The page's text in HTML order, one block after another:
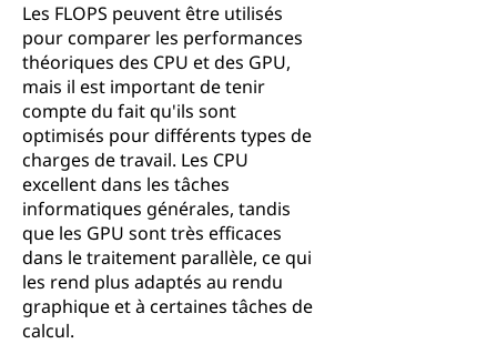
Les FLOPS peuvent être utilisés
pour comparer les performances
théoriques des CPU et des GPU,
mais il est important de tenir
compte du fait qu'ils sont
optimisés pour différents types de
charges de travail. Les CPU
excellent dans les tâches
informatiques générales, tandis
que les GPU sont très efficaces
dans le traitement parallèle, ce qui
les rend plus adaptés au rendu
graphique et à certaines tâches de
calcul.